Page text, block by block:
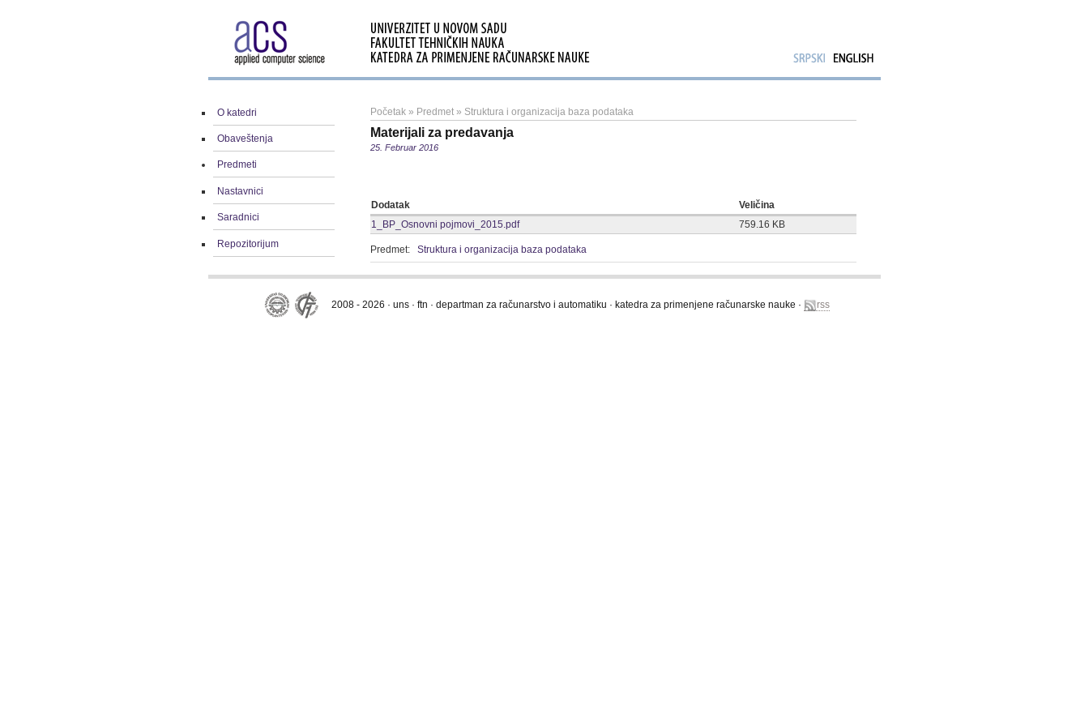
O katedri
Obaveštenja
Predmeti
Nastavnici
Saradnici
Repozitorijum
Početak » Predmet » Struktura i organizacija baza podataka
Materijali za predavanja
25. Februar 2016
Dodatak
Veličina
1_BP_Osnovni pojmovi_2015.pdf
759.16 KB
Predmet: Struktura i organizacija baza podataka
2008 - 2026 · uns · ftn · departman za računarstvo i automatiku · katedra za primenjene računarske nauke · rss